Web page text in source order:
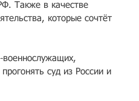
Та­кже в качестве
которые сочт­ёт
военн­ослужащих,
суд из России и